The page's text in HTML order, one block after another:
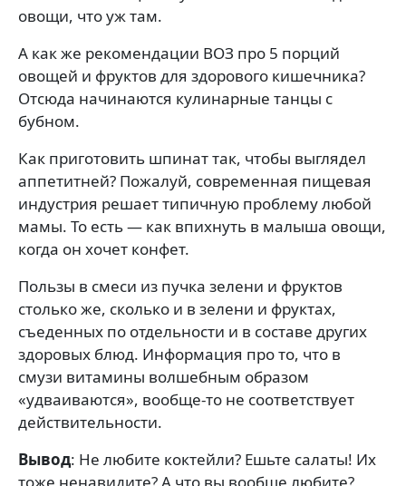
овощи, что уж там.
А как же рекомендации ВОЗ про 5 порций
овощей и фруктов для здорового кишечника?
Отсюда начинаются кулинарные танцы с
бубном.
Как приготовить шпинат так, чтобы выглядел
аппетитней? Пожалуй, современная пищевая
индустрия решает типичную проблему любой
мамы. То есть — как впихнуть в малыша овощи,
когда он хочет конфет.
Пользы в смеси из пучка зелени и фруктов
столько же, сколько и в зелени и фруктах,
съеденных по отдельности и в составе других
здоровых блюд. Информация про то, что в
смузи витамины волшебным образом
«удваиваются», вообще-то не соответствует
действительности.
Вывод: Не любите коктейли? Ешьте салаты! Их
тоже ненавидите? А что вы вообще любите?